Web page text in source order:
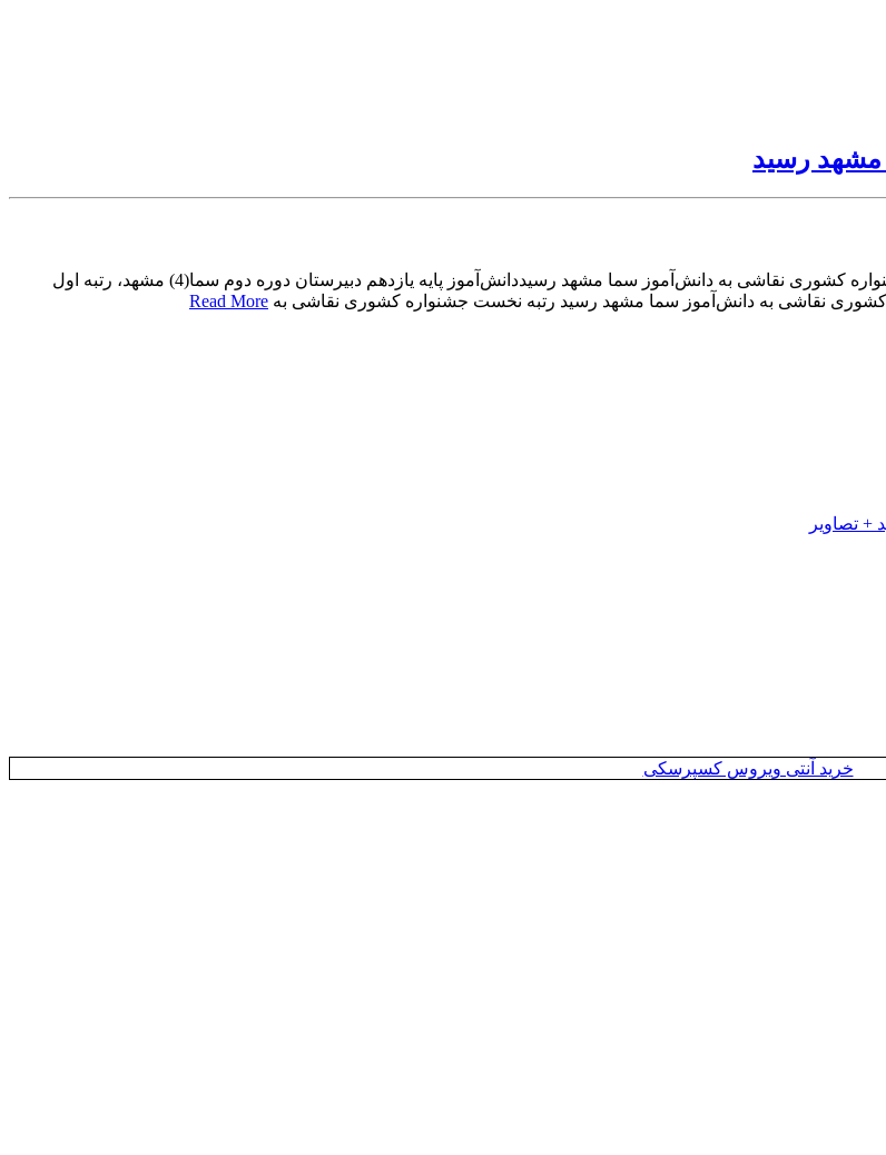
مشهد رسید
رتبه نخست جشنواره کشوری نقاشی به دانش‌آموز سما مشهد رسید رتبه نخست جشنواره کشوری نقاشی به دانش‌آموز سما مشهد رسیددانش‌آموز پایه یازدهم دبیرستان دوره دوم سما(4) مشهد، رتبه اول
نقاشی به دانش‌آموز سما مشهد رسید رتبه نخست جشنواره کشوری نقاشی به Read More
خرید آنتی ویروس کسپرسکی